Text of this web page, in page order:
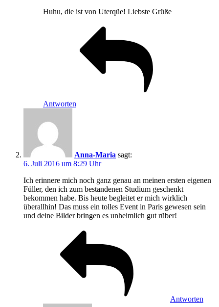
Huhu, die ist von Uterqüe! Liebste Grüße
Antworten
Anna-Maria sagt:
6. Juli 2016 um 8:29 Uhr
Ich erinnere mich noch ganz genau an meinen ersten eigenen
Füller, den ich zum bestandenen Studium geschenkt
bekommen habe. Bis heute begleitet er mich wirklich
überallhin! Das muss ein tolles Event in Paris gewesen sein
und deine Bilder bringen es unheimlich gut rüber!
Antworten